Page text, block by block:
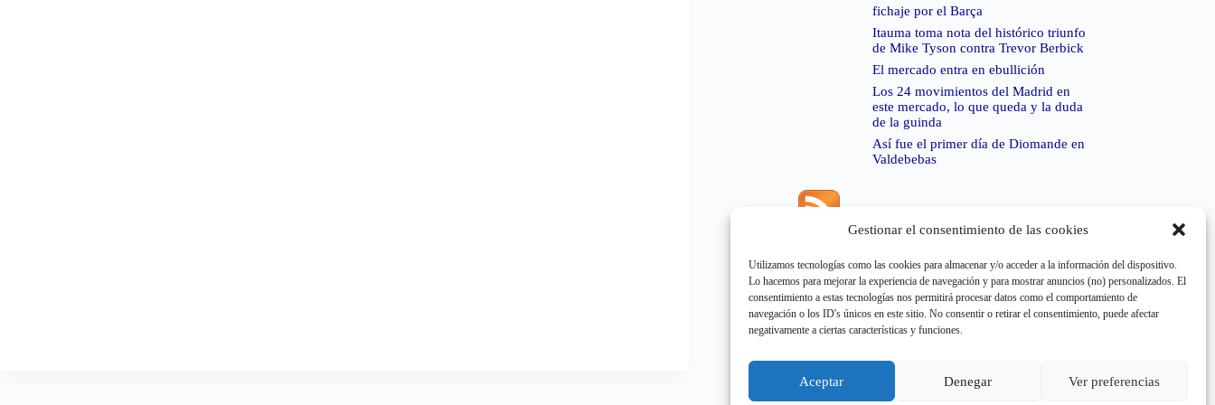
Gestionar el consentimiento de las cookies
Utilizamos tecnologías como las cookies para almacenar y/o acceder a la información del dispositivo.
Lo hacemos para mejorar la experiencia de navegación y para mostrar anuncios (no) personalizados. El
consentimiento a estas tecnologías nos permitirá procesar datos como el comportamiento de
navegación o los ID's únicos en este sitio. No consentir o retirar el consentimiento, puede afectar
negativamente a ciertas características y funciones.
Aceptar Denegar Ver preferencias
fichaje por el Barça
Itauma toma nota del histórico triunfo
de Mike Tyson contra Trevor Berbick
El mercado entra en ebullición
Los 24 movimientos del Madrid en
este mercado, lo que queda y la duda
de la guinda
Así fue el primer día de Diomande en
Valdebebas
Error de RSS:Retrieved unsupported status code
"404"